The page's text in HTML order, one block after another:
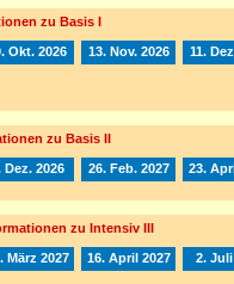
zu Basis I
Okt. 2026 13. Nov. 2026
11.
zu Basis II
Dez. 2026 26. Feb. 2027 23.
zu Intensiv III
März 2027 16. April 2027 2. Juli